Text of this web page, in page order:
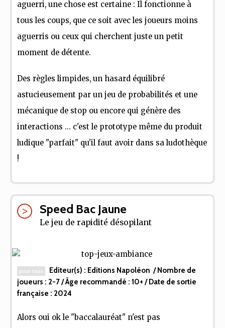
aguerri, une chose est certaine : Il fonctionne à
tous les coups, que ce soit avec les joueurs moins
aguerris ou ceux qui cherchent juste un petit
moment de détente.
Des règles limpides, un hasard équilibré
astucieusement par un jeu de probabilités et une
mécanique de stop ou encore qui génère des
interactions ... c'est le prototype même du produit
ludique "parfait" qu'il faut avoir dans sa ludothèque
!
Speed Bac Jaune
Le jeu de rapidité désopilant
pour tous Editeur(s) : Editions Napoléon / Nombre de
joueurs : 2-7/ Âge recommandé : 10+ / Date de sortie
française : 2024
Alors oui ok le "baccalauréat" n'est pas